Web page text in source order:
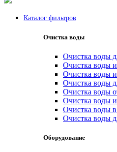
Каталог фильтров
Очистка воды
Очистка воды
Очистка воды
Очистка воды
Очистка воды
Очистка воды
Очистка воды
Очистка воды
Очистка воды
Оборудование